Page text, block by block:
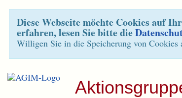
Diese Webseite möchte Cookies auf
erfahren, lesen Sie bitte die
Willigen Sie in die Speicherung von Cookies